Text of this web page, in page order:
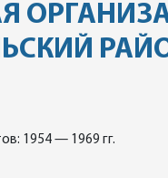
1954 — 1969 гг.